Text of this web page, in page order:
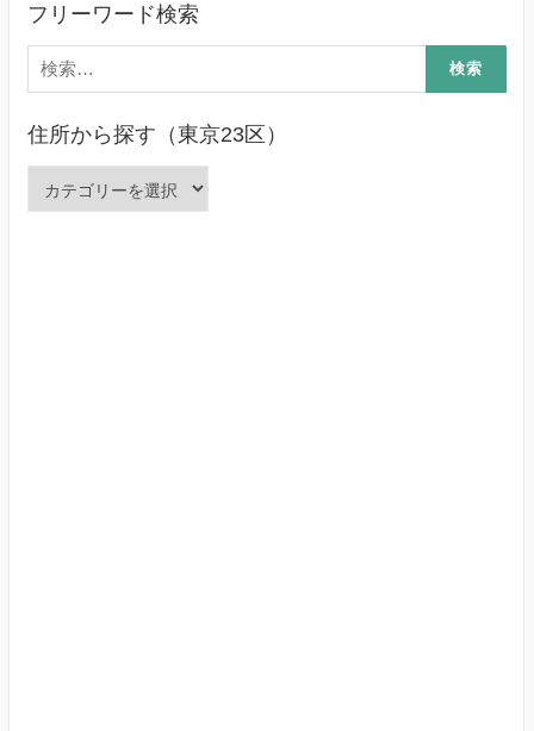
フリーワード検索
検
索:
住所から探す（東京23区）